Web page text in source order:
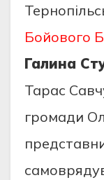
Бойового
Галина
Тарас
громади